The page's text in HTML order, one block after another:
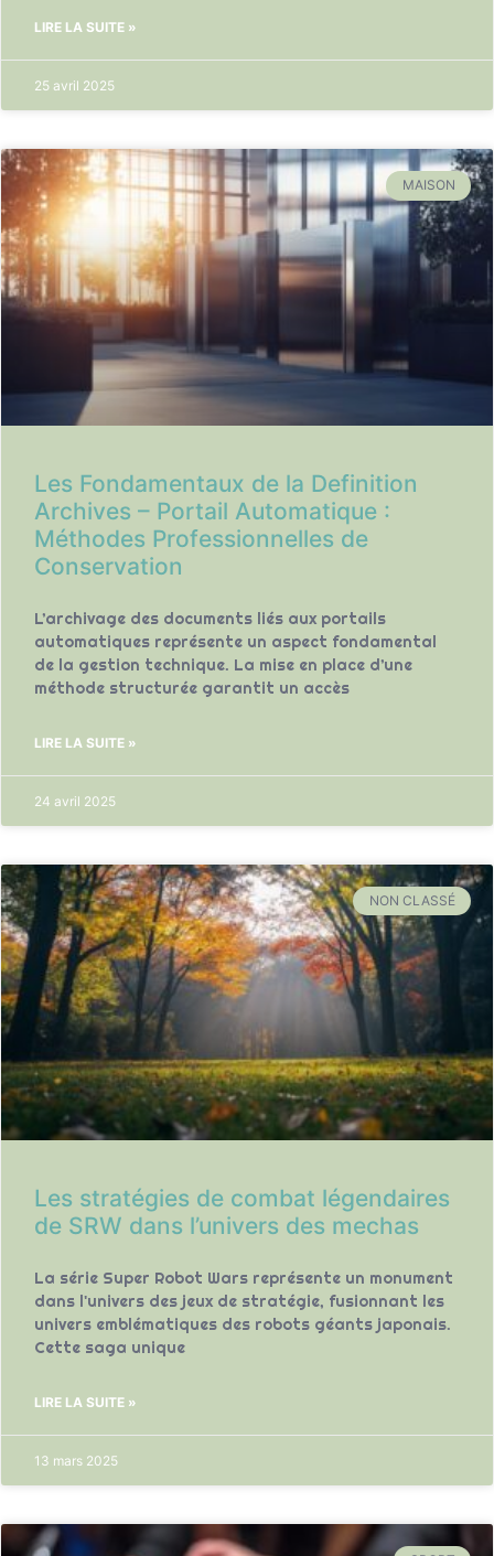
LIRE LA SUITE »
25 avril 2025
MAISON
Les Fondamentaux de la Definition
Archives – Portail Automatique :
Méthodes Professionnelles de
Conservation
L’archivage des documents liés aux portails
automatiques représente un aspect fondamental
de la gestion technique. La mise en place d’une
méthode structurée garantit un accès
LIRE LA SUITE »
24 avril 2025
NON CLASSÉ
Les stratégies de combat légendaires
de SRW dans l’univers des mechas
La série Super Robot Wars représente un monument
dans l'univers des jeux de stratégie, fusionnant les
univers emblématiques des robots géants japonais.
Cette saga unique
LIRE LA SUITE »
13 mars 2025